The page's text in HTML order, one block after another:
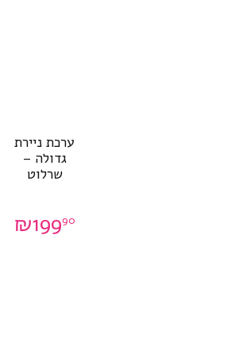
ערכת ניירת
גדולה –
שרלוט
₪19990